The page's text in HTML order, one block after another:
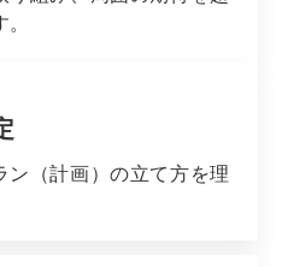
（計画）の立て方を理